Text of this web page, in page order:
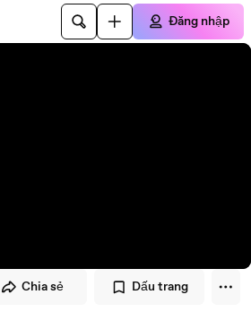
Đăng nhập
Chia sẻ Dấu trang